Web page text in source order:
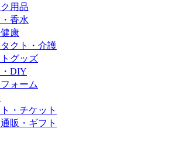
用品
香水
康
クト・介護
グッズ
DIY
ォーム
・チケット
販・ギフト